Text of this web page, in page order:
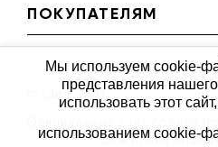
ПОКУПАТЕЛЯМ
студия ''КИТ''
Официальный сайт бренда
Все права
Мы используем cookie-
представления
использовать этот
использованием cookie-